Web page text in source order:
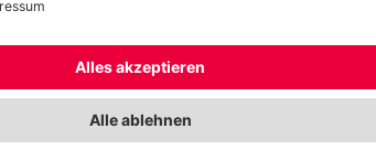
Als Unternehmen